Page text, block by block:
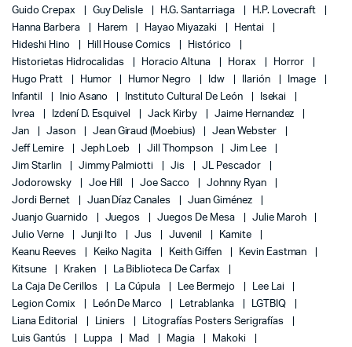
Guido Crepax
Guy Delisle H.G. Santarriaga
H.P. Lovecraft
Hanna Barbera
Harem Hayao Miyazaki
Hentai
Hideshi Hino
Hill House Comics
Histórico
Historietas Hidrocalidas
Horacio Altuna Horax
Horror
Hugo Pratt
Humor Humor Negro Idw Ilarión
Image
Infantil
Inio Asano Instituto Cultural De León
Isekai
Ivrea
Izdení D. Esquivel Jack Kirby
Jaime Hernandez
Jan
Jason Jean Giraud (Moebius)
Jean Webster
Jeff Lemire
Jeph Loeb Jill Thompson
Jim Lee
Jim Starlin
Jimmy Palmiotti Jis
JL Pescador
Jodorowsky
Joe Hill Joe Sacco
Johnny Ryan
Jordi Bernet
Juan Díaz Canales
Juan Giménez
Juanjo Guarnido
Juegos Juegos De Mesa
Julie Maroh
Julio Verne
Junji Ito Jus Juvenil
Kamite
Keanu Reeves
Keiko Nagita Keith Giffen
Kevin Eastman
Kitsune
Kraken
La Biblioteca De Carfax
La Caja De Cerillos
La Cúpula Lee Bermejo
Lee Lai
Legion Comix
León De Marco Letrablanka
LGTBIQ
Liana Editorial
Liniers
Litografías Posters Serigrafías
Luis Gantús
Luppa Mad Magia
Makoki